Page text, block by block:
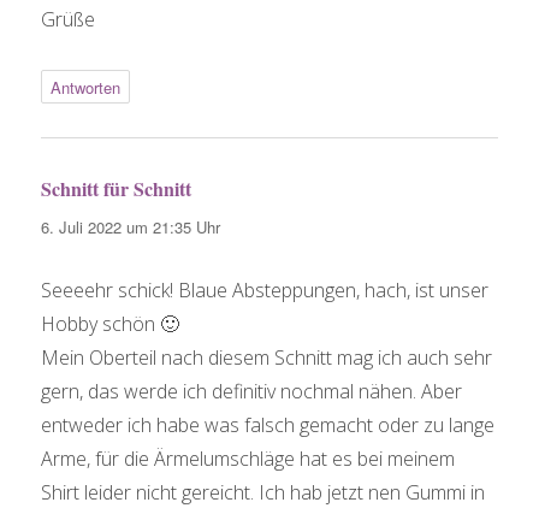
Grüße
Antworten
Schnitt für Schnitt
6. Juli 2022 um 21:35 Uhr
Seeeehr schick! Blaue Absteppungen, hach, ist unser
Hobby schön 🙂
Mein Oberteil nach diesem Schnitt mag ich auch sehr
gern, das werde ich definitiv nochmal nähen. Aber
entweder ich habe was falsch gemacht oder zu lange
Arme, für die Ärmelumschläge hat es bei meinem
Shirt leider nicht gereicht. Ich hab jetzt nen Gummi in